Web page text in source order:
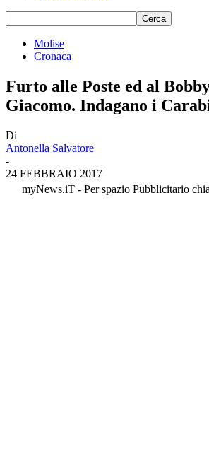
Molise
Cronaca
Furto alle Poste ed al
Giacomo. Indagano i
Di
Antonella Salvatore
-
24 FEBBRAIO 2017
myNews.iT - Per spazio Pubblicitario